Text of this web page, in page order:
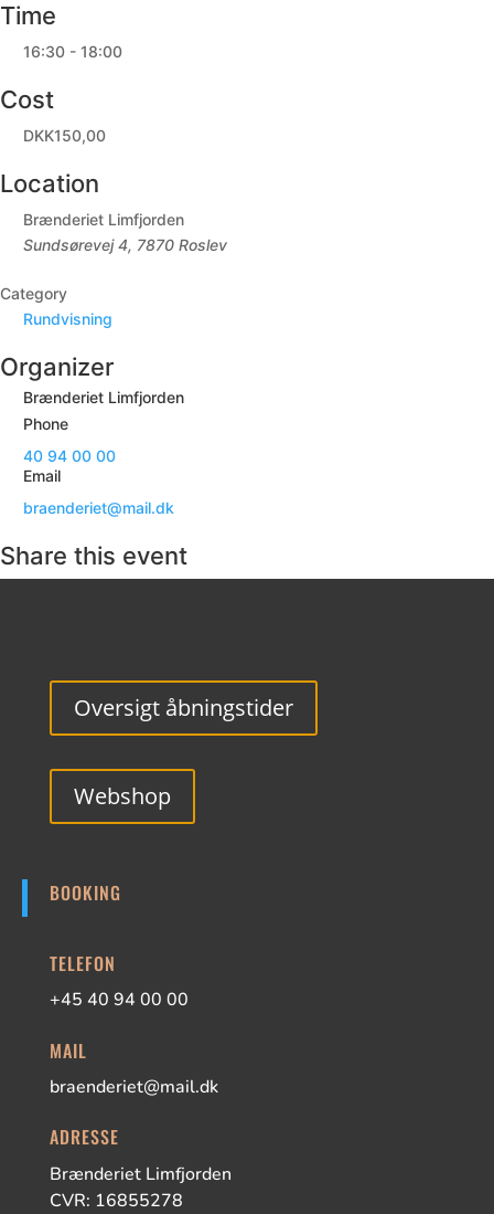
Time
16:30 - 18:00
Cost
DKK150,00
Location
Brænderiet Limfjorden
Sundsørevej 4, 7870 Roslev
Category
Rundvisning
Organizer
Brænderiet Limfjorden
Phone
40 94 00 00
Email
braenderiet@mail.dk
Share this event
Oversigt åbningstider
Webshop
BOOKING
TELEFON
+45 40 94 00 00
MAIL
braenderiet@mail.dk
ADRESSE
Brænderiet Limfjorden
CVR: 16855278